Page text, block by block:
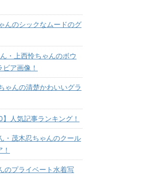
んのシックなムードのグ
・上西怜ちゃんのボウ
ア画像！
ゃんの清楚かわいいグラ
】人気記事ランキング！
・茂木忍ちゃんのクール
のプライベート水着写